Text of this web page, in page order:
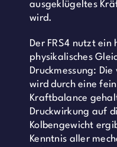
ausgeklügeltes
wird.
Der FRS4 nutzt ein
physikalisches
Druckmessung:
wird durch eine
Kraftbalance
Druckwirkung auf
Kolbengewicht
Kenntnis aller